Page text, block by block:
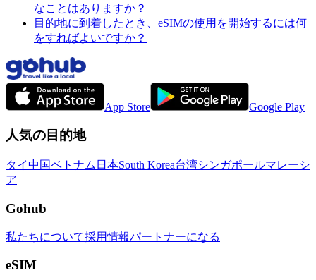
なことはありますか？
目的地に到着したとき、eSIMの使用を開始するには何
をすればよいですか？
App Store Google Play
人気の目的地
タイ中国ベトナム 日本South Korea台湾シンガポールマレーシ
ア
Gohub
私たちについて採用情報パートナーになる
eSIM